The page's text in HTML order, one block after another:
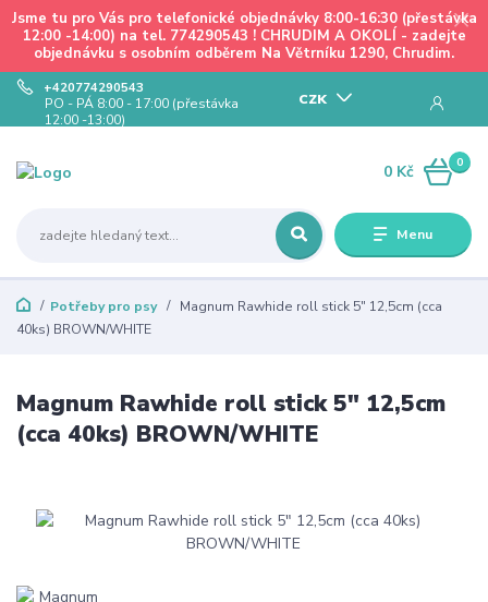
Jsme tu pro Vás pro telefonické objednávky 8:00-16:30 (přestávka
12:00 -14:00) na tel. 774290543 ! CHRUDIM A OKOLÍ - zadejte
objednávku s osobním odběrem Na Větrníku 1290, Chrudim.
Menu
CZK
+420774290543
PO - PÁ 8:00 - 17:00 (přestávka
12:00 -13:00)
0
0 Kč
Potřeby pro psy
Magnum Rawhide roll stick 5" 12,5cm (cca
40ks) BROWN/WHITE
Magnum Rawhide roll stick 5" 12,5cm
(cca 40ks) BROWN/WHITE